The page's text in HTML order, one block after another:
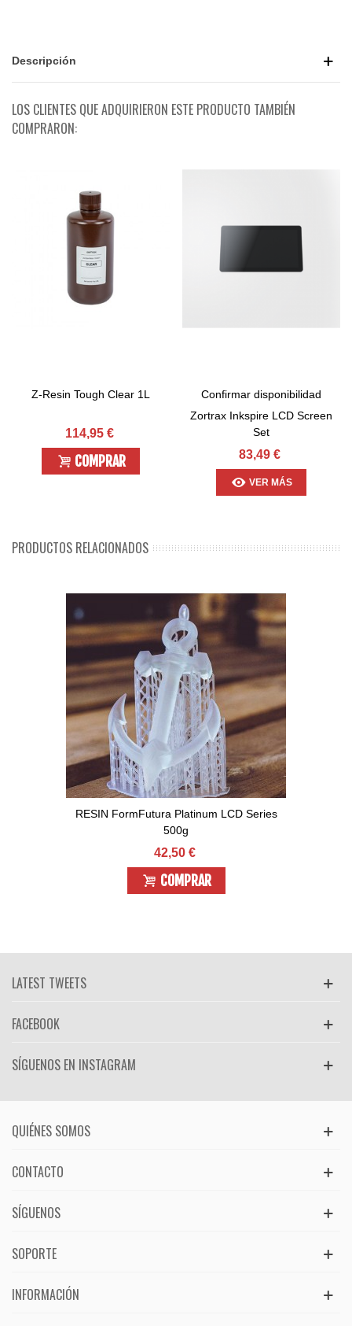
Descripción
LOS CLIENTES QUE ADQUIRIERON ESTE PRODUCTO TAMBIÉN
COMPRARON:
Z-Resin Tough Clear 1L
114,95 €
COMPRAR
Confirmar disponibilidad
Zortrax Inkspire LCD Screen
Set
83,49 €
VER MÁS
PRODUCTOS RELACIONADOS
RESIN FormFutura Platinum LCD Series
500g
42,50 €
COMPRAR
LATEST TWEETS
FACEBOOK
SÍGUENOS EN INSTAGRAM
QUIÉNES SOMOS
CONTACTO
SÍGUENOS
SOPORTE
INFORMACIÓN